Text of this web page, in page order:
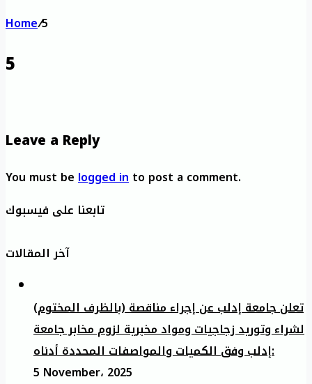
Home/5
5
Leave a Reply
You must belogged into post a comment.
تابعنا على فيسبوك
آخر المقالات
تعلن جامعة إدلب عن إجراء مناقصة (بالظرف المختوم)
لشراء وتوريد زجاجيات ومواد مخبرية لزوم مخابر جامعة
إدلب وفق الكميات والمواصفات المحددة أدناه:
5 November، 2025